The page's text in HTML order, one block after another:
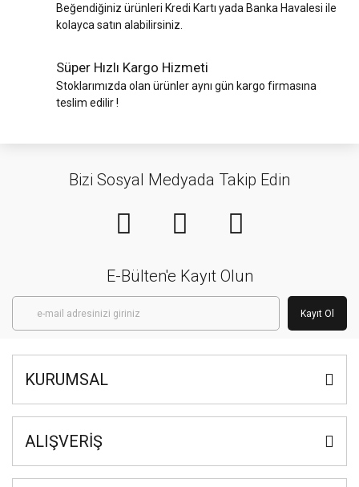
Beğendiğiniz ürünleri Kredi Kartı yada Banka Havalesi ile
kolayca satın alabilirsiniz.
Süper Hızlı Kargo Hizmeti
Stoklarımızda olan ürünler aynı gün kargo firmasına
teslim edilir !
Bizi Sosyal Medyada Takip Edin
E-Bülten'e Kayıt Olun
Kayıt Ol
KURUMSAL
ALIŞVERİŞ